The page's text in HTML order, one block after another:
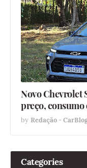
Novo Chevrolet
preço, consumo
by Redação -
Categories